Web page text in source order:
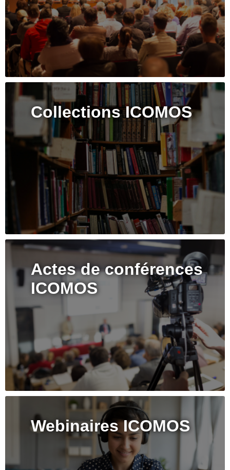
Collections ICOMOS
Actes de conférences
ICOMOS
Webinaires ICOMOS